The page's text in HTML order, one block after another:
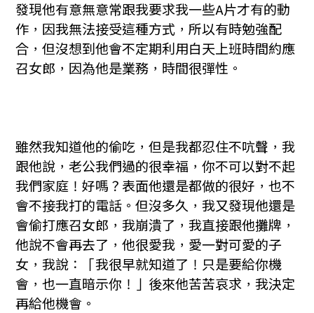
發現他有意無意常跟我要求我一些A片才有的動
作，因我無法接受這種方式，所以有時勉強配
合，但沒想到他會不定期利用白天上班時間約應
召女郎，因為他是業務，時間很彈性。
雖然我知道他的偷吃，但是我都忍住不吭聲，我
跟他說，老公我們過的很幸福，你不可以對不起
我們家庭！好嗎？表面他還是都做的很好，也不
會不接我打的電話。但沒多久，我又發現他還是
會偷打應召女郎，我崩潰了，我直接跟他攤牌，
他說不會再去了，他很愛我，愛一對可愛的子
女，我說：「我很早就知道了！只是要給你機
會，也一直暗示你！」後來他苦苦哀求，我決定
再給他機會。